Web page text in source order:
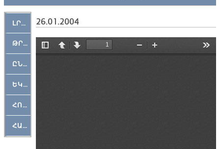
ԼՐԱՀՈՍ
ԹՐՔԱՀԱՅ ԿԵԱՆՔ
ԸՆԿԵՐԱՄՇԱԿՈՒԹԱՅԻՆ
ԵԿԵՂԵՑԱԿԱՆ
ՀՈԳԵՄՏԱՒՈՐ
ՀԱՐԹԱԿ
26.01.2004